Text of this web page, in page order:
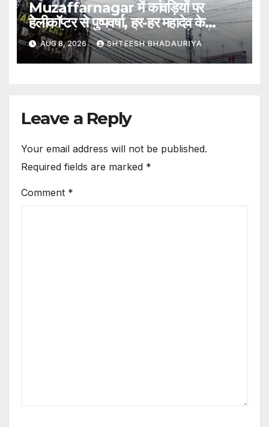
Muzaffarnagar में कांवड़ियों पर
हेलीकॉप्टर से पुष्पवर्षा, हर-हर महादेव के
जयकारों से गूंजा शिव चौक; CM योगी ने खुद
परखी सुरक्षा और कांवड़ मार्ग की व्यवस्था
AUG 8, 2026 SHTEESH BHADAURIYA
Leave a Reply
Your email address will not be published.
Required fields are marked *
Comment *